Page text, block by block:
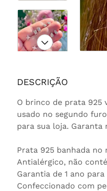
DESCRIÇÃO
O brinco de prata 925
usado no segundo
para sua loja. Garanta
Prata 925 banhada no
Antialérgico, não
Garantia de 1 ano para
Confeccionado com